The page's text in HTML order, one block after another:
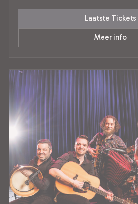
Laatste Tickets
Meer info